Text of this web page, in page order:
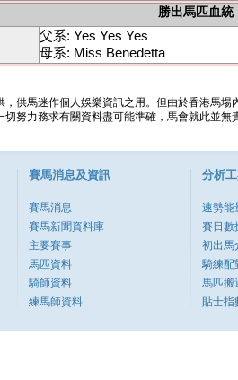
勝出馬匹血統
父系: Yes Yes Yes
母系: Miss Benedetta
，供馬迷作個人娛樂資訊之用。但由於香港馬
努力務求有關資料盡可能準確，馬會就此並
賽馬消息及資訊
賽馬消息
賽馬新聞資料庫
主要賽事
馬匹資料
騎師資料
練馬師資料
分析
速勢能
賽日數
初出馬
騎練配
馬匹搬
貼士指